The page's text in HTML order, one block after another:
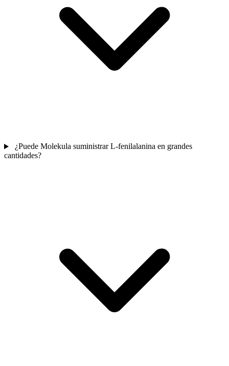
¿Puede Molekula suministrar L-fenilalanina en grandes
cantidades?